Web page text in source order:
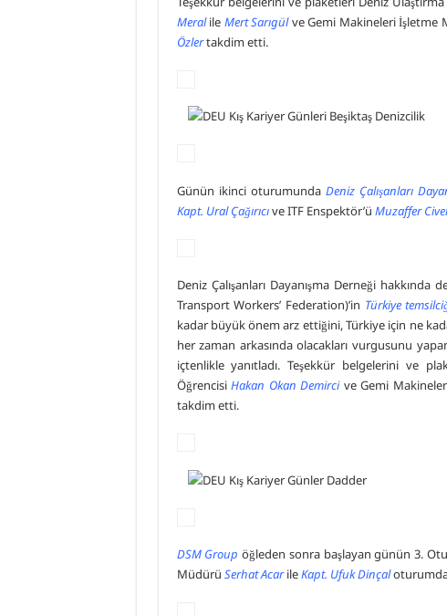
Meralile Mert Sarıgülve Gemi Makineleri İşletme
Özlertakdim etti.
Günün ikinci oturumundaDeniz Çalışanları
Kapt. Ural Çağırıcıve ITF Enspektör’ü Muzaffer
Deniz Çalışanları Dayanışma Derneği
Transport Workers’ Federation)’in Türkiye
kadar büyük önem arz ettiğini, Türkiye için ne
her zaman arkasında olacakları vurgusunu
içtenlikle yanıtladı. Teşekkür belgelerini ve
ÖğrencisiHakan Okan Demircive Gemi
takdim etti.
DSM Group öğleden sonra başlayan günün 3.
Müdürü Serhat AcarileKapt. Ufuk Dinçaloturumda